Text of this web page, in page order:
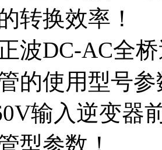
转换效率！
波DC-AC全
的使用型号参
输入逆变器
型参数！